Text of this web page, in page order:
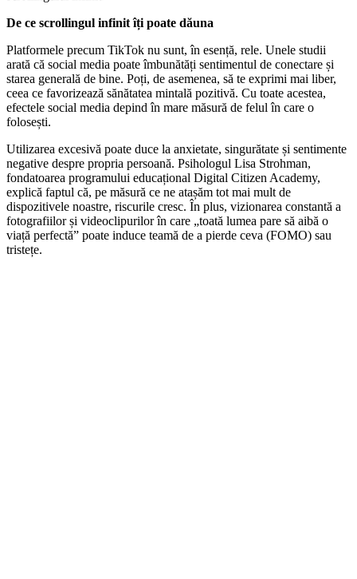
De ce scrollingul infinit îți poate dăuna
Platformele precum TikTok nu sunt, în esență, rele. Unele studii
arată că social media poate îmbunătăți sentimentul de conectare și
starea generală de bine. Poți, de asemenea, să te exprimi mai liber,
ceea ce favorizează sănătatea mintală pozitivă. Cu toate acestea,
efectele social media depind în mare măsură de felul în care o
folosești.
Utilizarea excesivă poate duce la anxietate, singurătate și sentimente
negative despre propria persoană. Psihologul Lisa Strohman,
fondatoarea programului educațional Digital Citizen Academy,
explică faptul că, pe măsură ce ne atașăm tot mai mult de
dispozitivele noastre, riscurile cresc. În plus, vizionarea constantă a
fotografiilor și videoclipurilor în care „toată lumea pare să aibă o
viață perfectă” poate induce teamă de a pierde ceva (FOMO) sau
tristețe.